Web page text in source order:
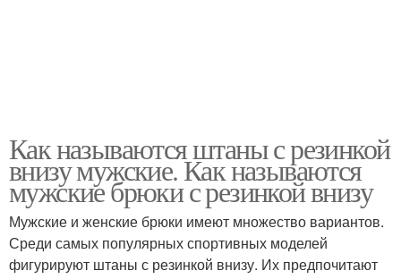
Как называются штаны с резинкой
внизу мужские. Как называются
мужские брюки с резинкой внизу
Мужские и женские брюки имеют множество вариантов.
Среди самых популярных спортивных моделей
фигурируют штаны с резинкой внизу. Их предпочитают